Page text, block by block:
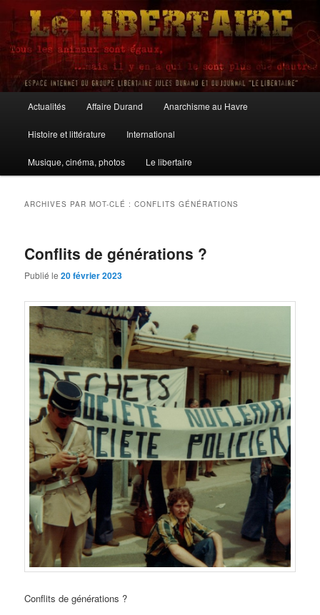
Aller
contenu
principal
Aller
contenu
secondaire
Le Libertaire
principal
Actualités Affaire Durand Anarchisme au Havre
Histoire et littérature International
Musique, cinéma, photos Le libertaire
ARCHIVES PAR MOT-CLÉ :CONFLITS GÉNÉRATIONS
Conflits de générations ?
Publié le20 février 2023
Conflits de générations ?